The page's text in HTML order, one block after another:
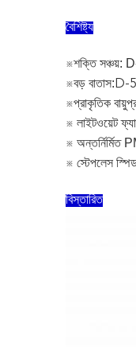
বৈশিষ্ট্য
※শক্তি সঞ্চয়:
※বড় বাতাস: D-
※প্রাকৃতিক
※ লাইটওয়েট
※ অন্তর্নির্মিত
※ স্টেপলেস
বিস্তারিত